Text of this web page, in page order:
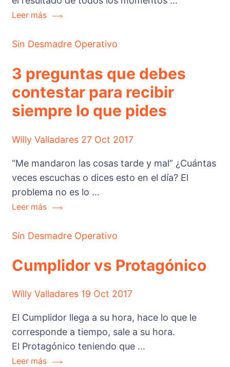
Leer más
Sin Desmadre Operativo
3 preguntas que debes
contestar para recibir
siempre lo que pides
Willy Valladares 27 Oct 2017
“Me mandaron las cosas tarde y mal” ¿Cuántas
veces escuchas o dices esto en el día? El
problema no es lo …
Leer más
Sin Desmadre Operativo
Cumplidor vs Protagónico
Willy Valladares 19 Oct 2017
El Cumplidor llega a su hora, hace lo que le
corresponde a tiempo, sale a su hora.
El Protagónico teniendo que …
Leer más